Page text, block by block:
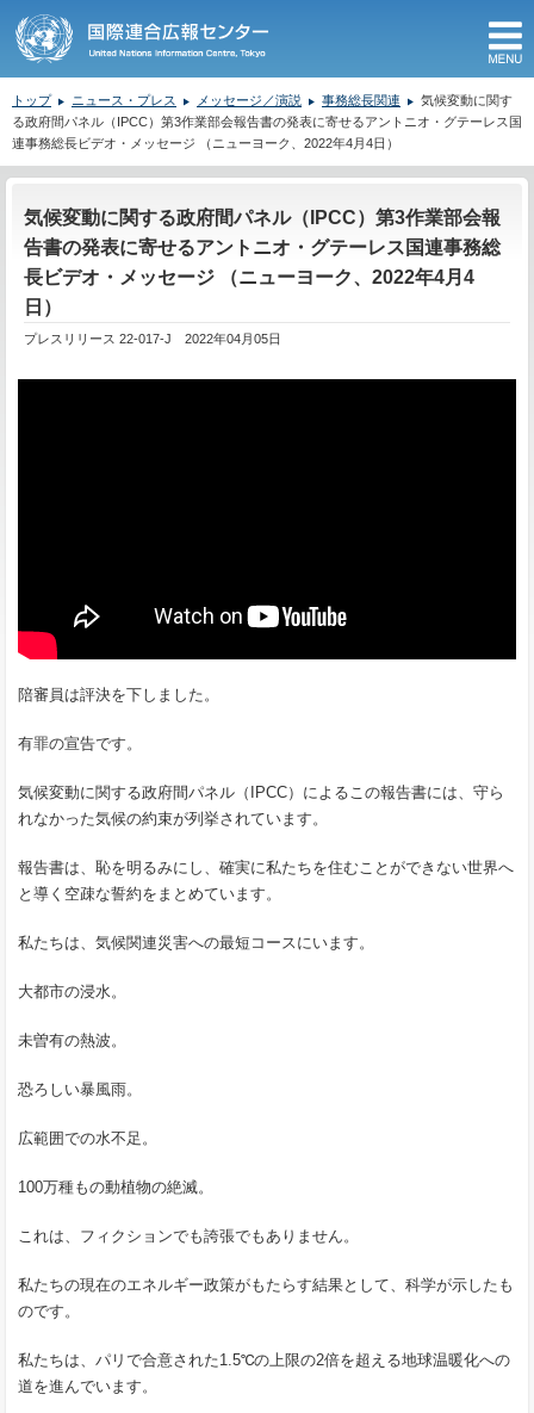
トップ ニュース・プレス メッセージ／演説 事務総長関連
気候変動に関す
る政府間パネル（IPCC）第3作業部会報告書の発表に寄せるアントニオ・グテーレス国
連事務総長ビデオ・メッセージ （ニューヨーク、2022年4月4日）
気候変動に関する政府間パネル（IPCC）第3作業部会報
告書の発表に寄せるアントニオ・グテーレス国連事務総
長ビデオ・メッセージ （ニューヨーク、2022年4月4
日）
プレスリリース 22-017-J 2022年04月05日
陪審員は評決を下しました。
有罪の宣告です。
気候変動に関する政府間パネル（IPCC）によるこの報告書には、守ら
れなかった気候の約束が列挙されています。
報告書は、恥を明るみにし、確実に私たちを住むことができない世界へ
と導く空疎な誓約をまとめています。
私たちは、気候関連災害への最短コースにいます。
大都市の浸水。
未曽有の熱波。
恐ろしい暴風雨。
広範囲での水不足。
100万種もの動植物の絶滅。
これは、フィクションでも誇張でもありません。
私たちの現在のエネルギー政策がもたらす結果として、科学が示したも
のです。
私たちは、パリで合意された1.5℃の上限の2倍を超える地球温暖化への
道を進んでいます。